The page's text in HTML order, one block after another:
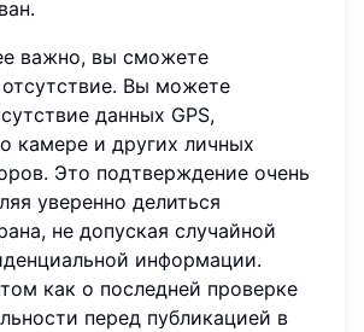
важно, вы сможете
Вы можете
данных GPS,
камере и других личных
Это подтверждение очень
уверенно делиться
не допуская случайной
информации.
как о последней проверке
перед публикацией в